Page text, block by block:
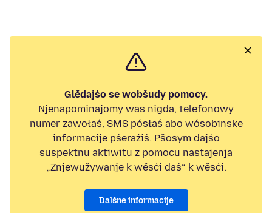
Glědajśo se wobšudy pomocy.
Njenapominajomy was nigda, telefonowy
numer zawołaś, SMS pósłaś abo wósobinske
informacije pśeraźiś. Pšosym dajśo
suspektnu aktiwitu z pomocu nastajenja
„Znjewužywanje k wěsći daś“ k wěsći.
Dalšne informacije